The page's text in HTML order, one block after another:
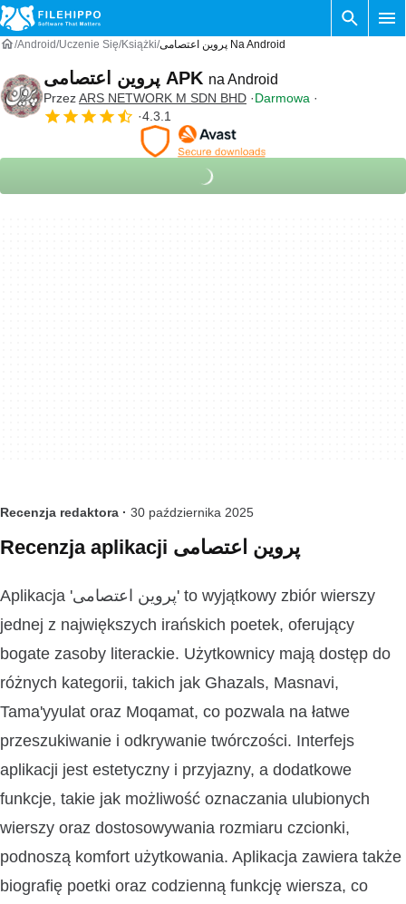
Android Uczenie Się Książki پروین اعتصامی Na Android
پروین اعتصامی APK na Android
PrzezARS NETWORK M SDN BHD
Darmowa
4.3.1
Recenzja redaktora · 30 października 2025
Recenzja aplikacji پروین اعتصامی
Aplikacja 'پروین اعتصامی' to wyjątkowy zbiór wierszy
jednej z największych irańskich poetek, oferujący
bogate zasoby literackie. Użytkownicy mają dostęp do
różnych kategorii, takich jak Ghazals, Masnavi,
Tama'yyulat oraz Moqamat, co pozwala na łatwe
przeszukiwanie i odkrywanie twórczości. Interfejs
aplikacji jest estetyczny i przyjazny, a dodatkowe
funkcje, takie jak możliwość oznaczania ulubionych
wierszy oraz dostosowywania rozmiaru czcionki,
podnoszą komfort użytkowania. Aplikacja zawiera także
biografię poetki oraz codzienną funkcję wiersza, co